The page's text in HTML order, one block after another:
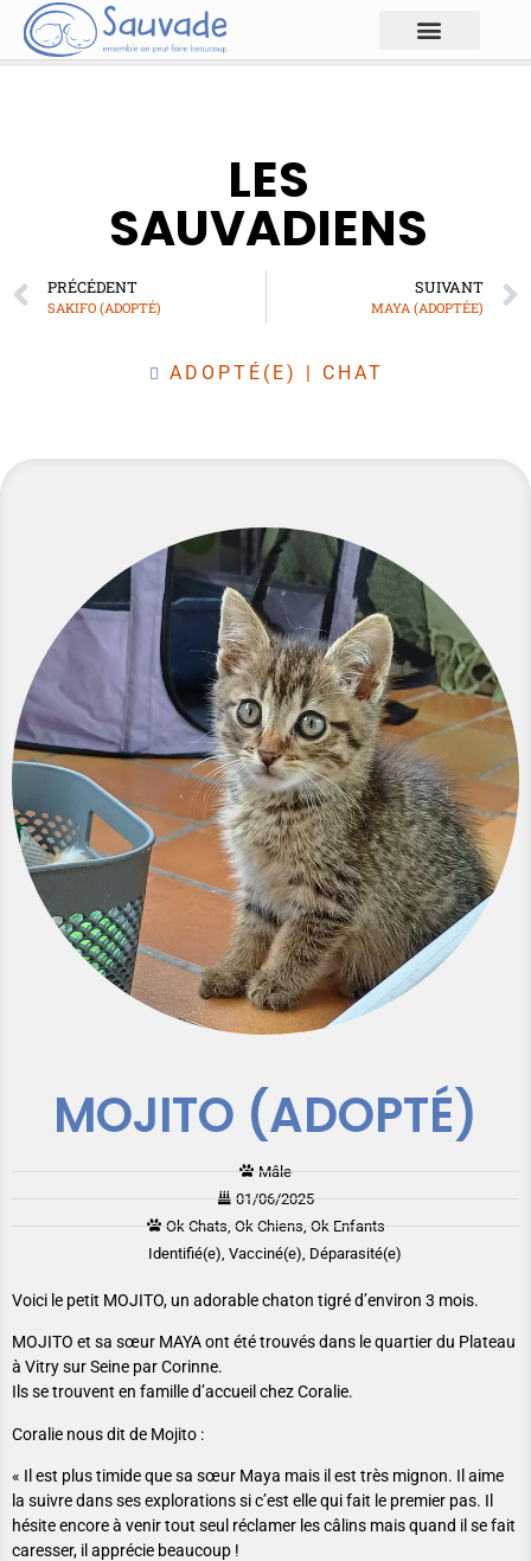
LES
SAUVADIENS
PRÉCÉDENT
SAKIFO (ADOPTÉ)
SUIVANT
MAYA (ADOPTÉE)
ADOPTÉ(E) | CHAT
MOJITO (ADOPTÉ)
Mâle
01/06/2025
Ok Chats, Ok Chiens, Ok Enfants
Identifié(e), Vacciné(e), Déparasité(e)
Voici le petit MOJITO, un adorable chaton tigré d’environ 3 mois.
MOJITO et sa sœur MAYA ont été trouvés dans le quartier du Plateau
à Vitry sur Seine par Corinne.
Ils se trouvent en famille d’accueil chez Coralie.
Coralie nous dit de Mojito :
« Il est plus timide que sa sœur Maya mais il est très mignon. Il aime
la suivre dans ses explorations si c’est elle qui fait le premier pas. Il
hésite encore à venir tout seul réclamer les câlins mais quand il se fait
caresser, il apprécie beaucoup !